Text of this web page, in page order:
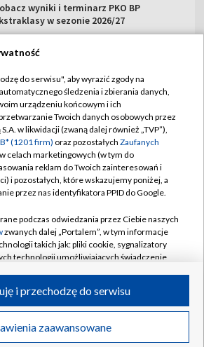
Wideo
wyniki i terminarz PKO BP
w sezonie 2026/27
TVP
Abonament TVP
Sklep TVP
Biuro Reklamy
Oferta Handlowa
Emisja w TVP
Rada Programowa
przetargowe
Akademia Telewizyjna
informacji TVP
Regulamin TVP
Polityka prywatności
Moje zgody
Biuro reklamy
Kanały
Polska Spółka Akcyjna w likwidacji
do serwisu", aby wyrazić zgody na
śledzenia i zbierania danych,
urządzeniu końcowym i ich
Twoich danych osobowych przez
w likwidacji (zwaną dalej również „TVP”),
(1201 firm) oraz pozostałych Zaufanych
celach marketingowych (w tym do
reklam do Twoich zainteresowań i
i pozostałych, które wskazujemy poniżej, a
przez nas identyfikatora PPID do Google.
podczas odwiedzania przez Ciebie naszych
zwanych dalej „Portalem”, w tym informacje
takich jak: pliki cookie, sygnalizatory
technologii umożliwiających świadczenie
podczas odwiedzania przez Ciebie
na Portalu, takie jak adresy IP, identyfikatory
zaawansowane
i przechodzę do serwisu